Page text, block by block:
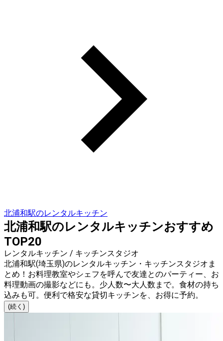
北浦和駅のレンタルキッチン
北浦和駅のレンタルキッチンおすすめ
TOP20
レンタルキッチン / キッチンスタジオ
北浦和駅(埼玉県)のレンタルキッチン・キッチンスタジオま
とめ！お料理教室やシェフを呼んで友達とのパーティー、お
料理動画の撮影などにも。少人数〜大人数まで。食材の持ち
込みも可。便利で格安な貸切キッチンを、お得に予約。
(続く)